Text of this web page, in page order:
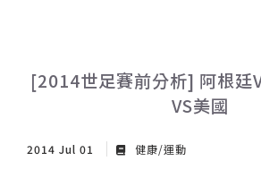
[2014世足賽前分析] 阿根廷
VS美國
2014 Jul 01 健康/運動